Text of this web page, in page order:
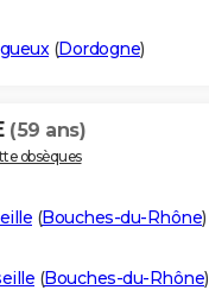
(Dordogne)
(59 ans)
obsèques
(Bouches-du-Rhône)
(Bouches-du-Rhône)